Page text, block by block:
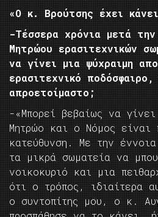
«Ο κ. Βρούτσης έχει
-Τέσσερα χρόνια μετά
Μητρώου ερασιτεχνικών
να γίνει μια ψύχραιμη
ερασιτεχνικό ποδόσφαιρο,
απροετοίμαστο;
-«Μπορεί βεβαίως να
Μητρώο και ο Νόμος είναι
κατεύθυνση. Με την
τα μικρά σωματεία να
νοικοκυριό και μια
ότι ο τρόπος, ιδιαίτερα
ο συντοπίτης μου, ο κ.